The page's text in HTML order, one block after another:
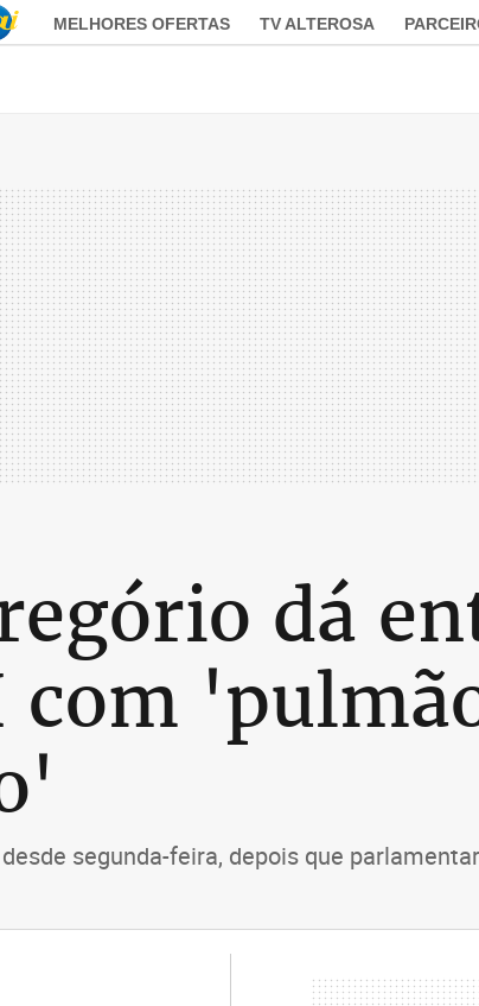
MELHORES OFERTAS TV ALTEROSA
dá
com
segunda-feira, depois que